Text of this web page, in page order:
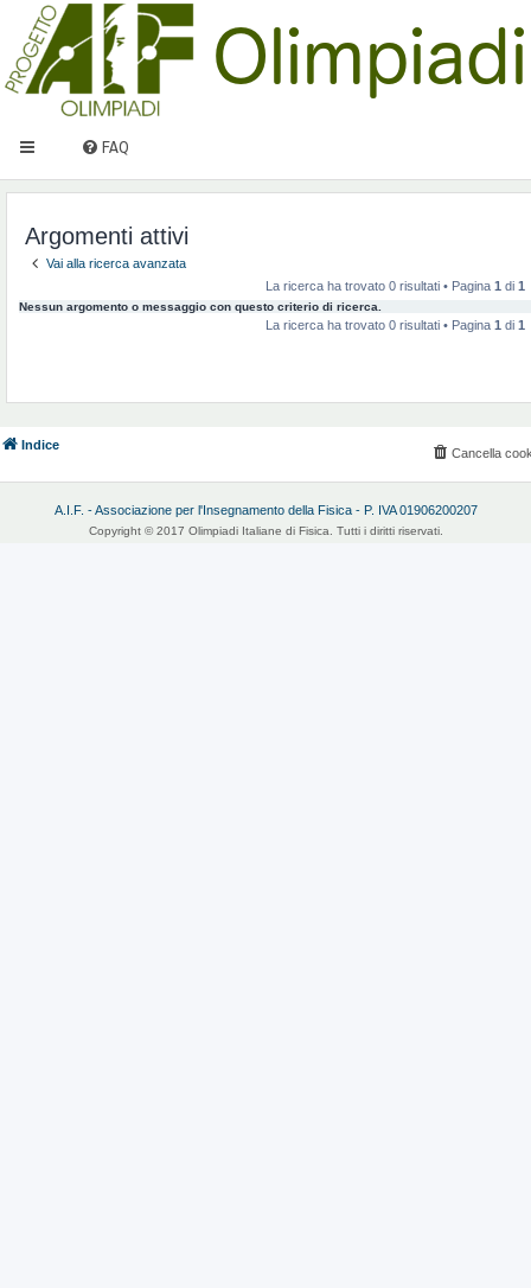
FAQ
Argomenti attivi
Vai alla ricerca avanzata
La ricerca ha trovato 0 risultati • Pagina 1 di 1
Nessun argomento o messaggio con questo criterio di ricerca.
La ricerca ha trovato 0 risultati • Pagina 1 di 1
Indice
Cancella
A.I.F. - Associazione per l'Insegnamento della Fisica - P. IVA 01906200207
Copyright © 2017 Olimpiadi Italiane di Fisica. Tutti i diritti riservati.